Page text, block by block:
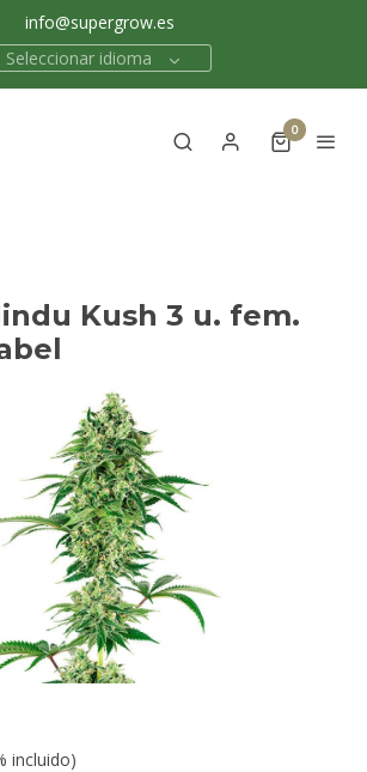
info@supergrow.es
Seleccionar idioma
0
Kush 3 u. fem.
incluido)